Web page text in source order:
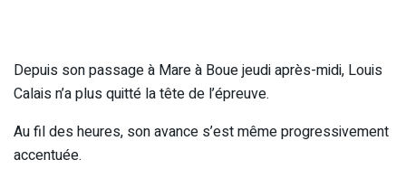
Depuis son passage à Mare à Boue jeudi après-midi, Louis
Calais n’a plus quitté la tête de l’épreuve.
Au fil des heures, son avance s’est même progressivement
accentuée.